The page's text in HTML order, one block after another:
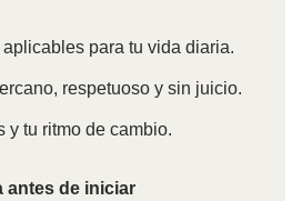
para tu vida diaria.
respetuoso y sin juicio.
y tu ritmo de cambio.
antes de iniciar